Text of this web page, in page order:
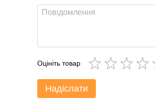
Оцініть товар
Надіслати